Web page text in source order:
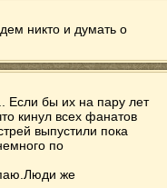
никто и думать о
Если бы их на пару лет
кинул всех фанатов
выпустили пока
по
же